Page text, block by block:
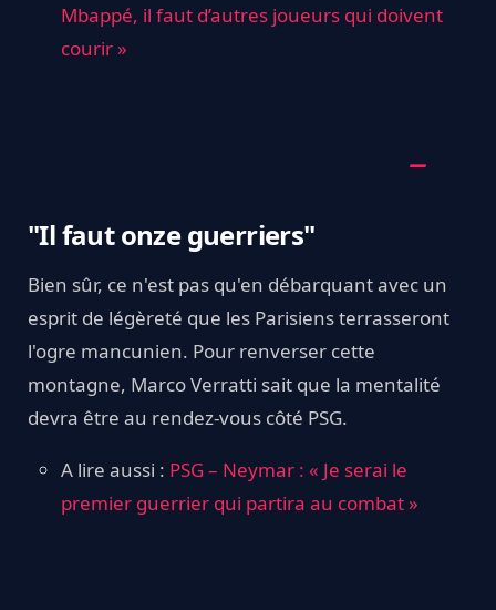
Mbappé, il faut d’autres joueurs qui doivent
courir »
"Il faut onze guerriers"
Bien sûr, ce n'est pas qu'en débarquant avec un
esprit de légèreté que les Parisiens terrasseront
l'ogre mancunien. Pour renverser cette
montagne, Marco Verratti sait que la mentalité
devra être au rendez-vous côté PSG.
A lire aussi : PSG – Neymar : « Je serai le
premier guerrier qui partira au combat »